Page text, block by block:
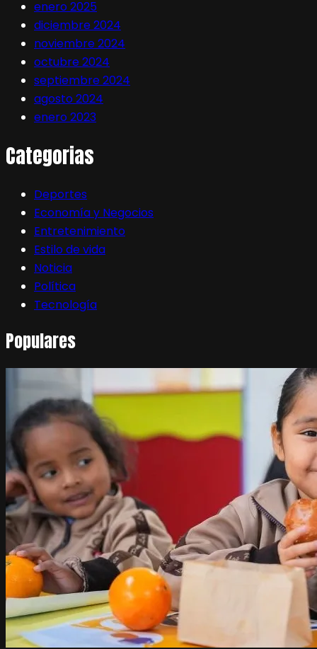
enero 2025
diciembre 2024
noviembre 2024
octubre 2024
septiembre 2024
agosto 2024
enero 2023
Categorias
Deportes
Economía y Negocios
Entretenimiento
Estilo de vida
Noticia
Política
Tecnología
Populares